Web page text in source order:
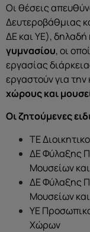
Οι θέσεις
Δευτεροβάθμιας
ΔΕ και ΥΕ), δηλαδή
γυμνασίου, οι
εργασίας
εργαστούν για
χώρους και
Οι ζητούμενες
ΤΕ
ΔΕ Φύλαξης
Μουσείων
ΔΕ Φύλαξης
Μουσείων
ΥΕ
Χώρων